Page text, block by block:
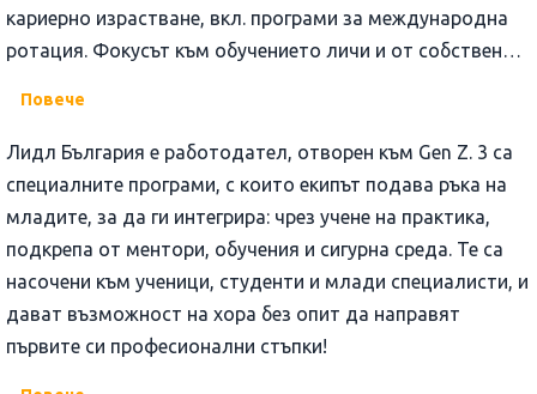
кариерно израстване, вкл. програми за международна
ротация. Фокусът към обучението личи и от собствения
Повече
Лидл България е работодател, отворен към Gen Z. 3 са
специалните програми, с които екипът подава ръка на
младите, за да ги интегрира: чрез учене на практика,
подкрепа от ментори, обучения и сигурна среда. Те са
насочени към ученици, студенти и млади специалисти, и
дават възможност на хора без опит да направят
първите си професионални стъпки!